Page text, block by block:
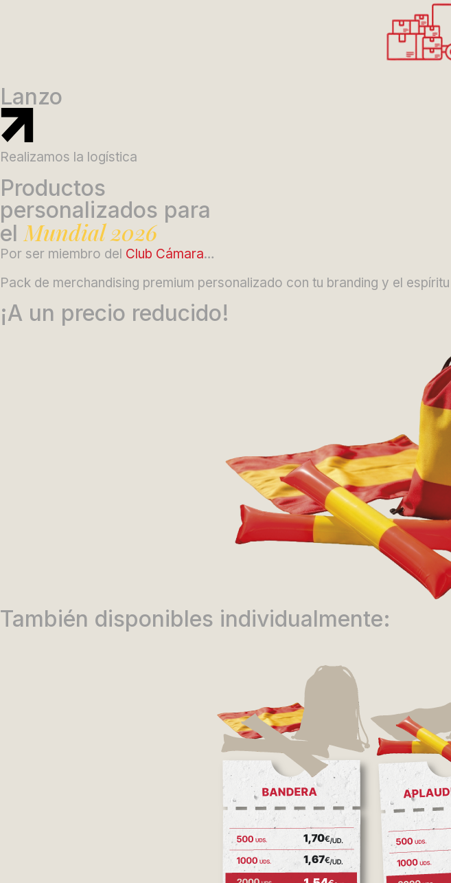
Lanzo
Realizamos la logística
Productos
personalizados para
el Mundial 2026
Por ser miembro del Club Cámara…
Pack de merchandising premium personalizado con tu branding y el
¡A un precio reducido!
También disponibles individualmente: